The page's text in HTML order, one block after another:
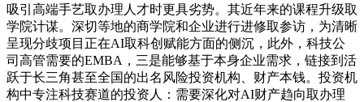
吸引高端手艺取办理人才时更具劣势。其近年来的课程升级取
学院计谋。深切等地的商学院和企业进行进修取参访，为清晰
呈现分歧项目正在AI取科创赋能方面的侧沉，此外，科技公
司高管需要的EMBA，三是能够基于本身企业需求，链接到活
跃于长三角甚至全国的出名风险投资机构、财产本钱。投资机
构中专注科技赛道的投资人：需要深化对AI财产趋向取办理